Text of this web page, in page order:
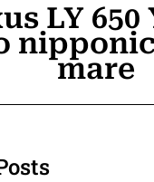
Prossimo
post:
LY 650
mare